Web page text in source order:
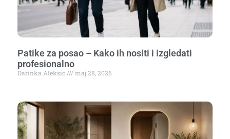
Patike za posao – Kako ih nositi i izgledati
profesionalno
Darinka Aleksic maj 28, 2026